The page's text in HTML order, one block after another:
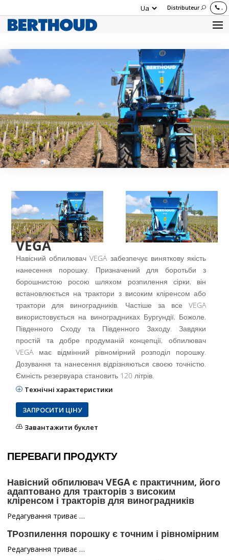
Distributeur .
Обпилювачі
VEGA
Навісний обпилювач VEGA забезпечує виняткову якість
нанесення порошку. Призначений для боротьби з
борошнистою росою шляхом розпилення сірки, він
встановлюється на трактори з високим кліренсом або
трактори для виноградників. Частіше за все VEGA
використовується на виноградниках Бургундії, Божоле,
Південного Сходу та Південного Заходу. Завдяки
простій та добре продуманій концепції, обпилювач
VEGA має відмінний рівномірний розподіл порошку.
Дозування та нанесення відрізняються своєю точністю.
Ємність резервуара становить 120 літрів.
Технічні характеристики
ЗАПРОСИТИ ЦІНУ
Завантажити буклет
ПЕРЕВАГИ ПРОДУКТУ
Навісний обпилювач VEGA є практичним, його
адаптовано для тракторів з високим
кліренсом і тракторів для виноградників
Редагування триває …
TРозпилення порошку є точним і рівномірним
Редагування триває …